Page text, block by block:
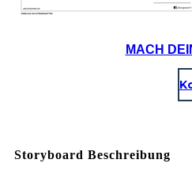
MACH
Storyboard Beschreibung